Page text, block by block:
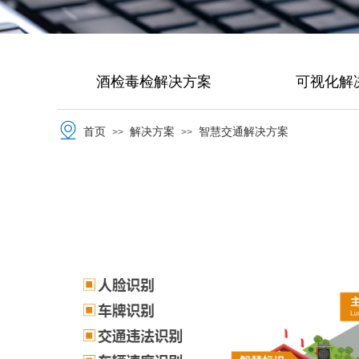
酒检毒检解决方案 可视化解
首页 >> 解决方案 >> 智慧交通解决方案